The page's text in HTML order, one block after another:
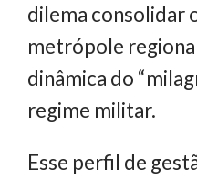
dilema consolidar
metrópole
dinâmica do
regime militar.
Esse perfil de